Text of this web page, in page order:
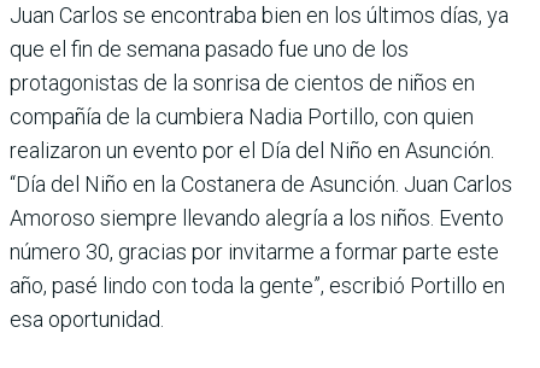
Juan Carlos se encontraba bien en los últimos días, ya
que el fin de semana pasado fue uno de los
protagonistas de la sonrisa de cientos de niños en
compañía de la cumbiera Nadia Portillo, con quien
realizaron un evento por el Día del Niño en Asunción.
“Día del Niño en la Costanera de Asunción. Juan Carlos
Amoroso siempre llevando alegría a los niños. Evento
número 30, gracias por invitarme a formar parte este
año, pasé lindo con toda la gente”, escribió Portillo en
esa oportunidad.